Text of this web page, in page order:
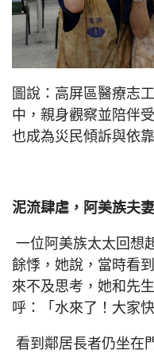
圖說：高屏區醫療志
中，親身觀察並陪伴
也成為災民傾訴與依
泥流肆虐，阿美族夫
一位阿美族太太回想
餘悸，她說，當時看
來不及思考，她和先
呼：「水來了！大家快
看到鄰居長者仍坐在